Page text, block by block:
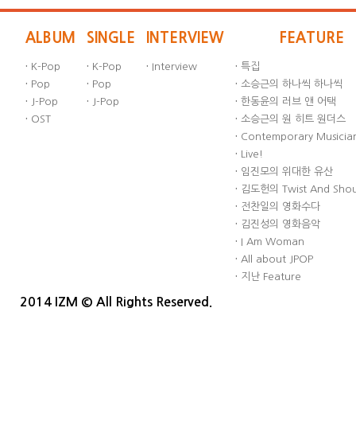
ALBUM
· K-Pop
· Pop
· J-Pop
· OST
SINGLE
· K-Pop
· Pop
· J-Pop
INTERVIEW
· Interview
FEATURE
· 특집
· 소승근의 하나씩 하나씩
· 한동윤의 러브 앤 어택
· 소승근의 원 히트 원더스
· Contemporary
· Live!
· 임진모의 위대한 유산
· 김도헌의 Twist And
· 전찬일의 영화수다
· 김진성의 영화음악
· I Am Woman
· All about JPOP
· 지난 Feature
2014 IZM © All Rights Reserved.